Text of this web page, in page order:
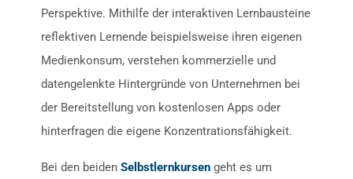
Perspektive. Mithilfe der interaktiven Lernbausteine
reflektiven Lernende beispielsweise ihren eigenen
Medienkonsum, verstehen kommerzielle und
datengelenkte Hintergründe von Unternehmen bei
der Bereitstellung von kostenlosen Apps oder
hinterfragen die eigene Konzentrationsfähigkeit.
Bei den beidenSelbstlernkursen geht es um